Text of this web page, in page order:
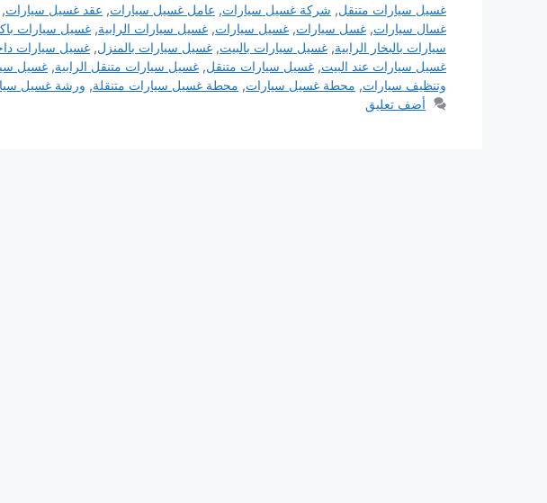
غسيل سيارات متنقل, شركة غسيل سيارات, عامل غسيل سيارات, عقد غسيل سيارات,
غسال سيارات, غسل سيارات, غسيل سيارات, غسيل سيارات الرابية, غسيل سيارات
سيارات بالبخار الرابية, غسيل سيارات بالبيت, غسيل سيارات بالمنزل, غسيل سيارات
غسيل سيارات عند البيت, غسيل سيارات متنقل, غسيل سيارات متنقل الرابية, غسيل
وتنظيف سيارات, محطة غسيل سيارات, محطة غسيل سيارات متنقلة, ورشة غسيل
أضف تعليق